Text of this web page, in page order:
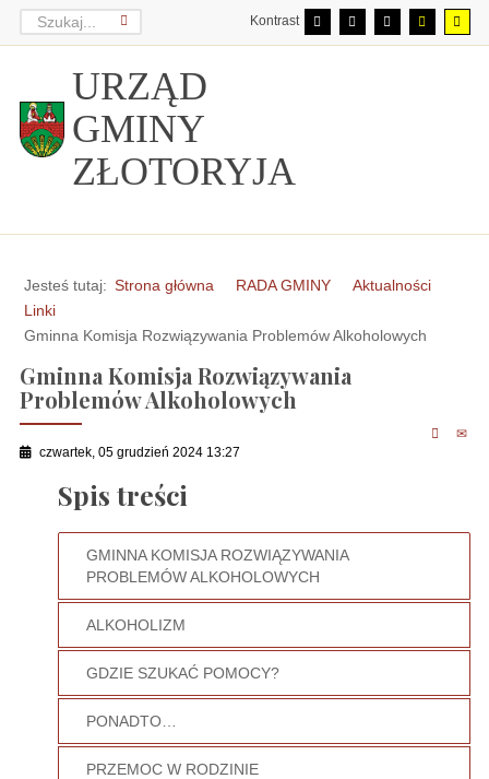
Kontrast
URZĄD
GMINY
ZŁOTORYJA
Jesteś tutaj: Strona główna RADA GMINY
Aktualności
Linki
Gminna Komisja Rozwiązywania Problemów Alkoholowych
Gminna Komisja Rozwiązywania
Problemów Alkoholowych
czwartek, 05 grudzień 2024 13:27
Spis treści
GMINNA KOMISJA ROZWIĄZYWANIA
PROBLEMÓW ALKOHOLOWYCH
ALKOHOLIZM
GDZIE SZUKAĆ POMOCY?
PONADTO…
PRZEMOC W RODZINIE